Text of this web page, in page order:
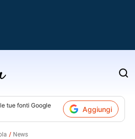
tue fonti Google
Aggiungi
News